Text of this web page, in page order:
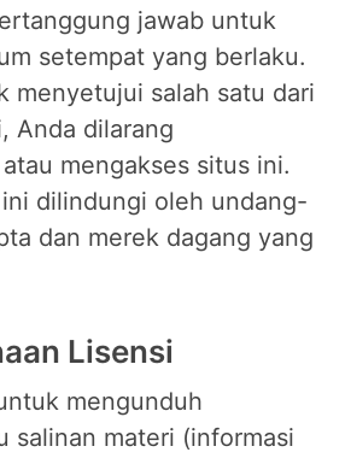
jawab untuk
setempat yang berlaku.
menyetujui salah satu dari
Anda dilarang
mengakses situs ini.
dilindungi oleh undang-
dan merek dagang yang
Lisensi
mengunduh
salinan materi (informasi